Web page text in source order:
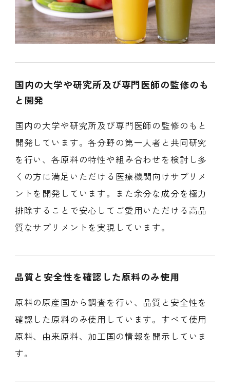
国内の大学や研究所及び専門医師の監修のも
と開発
国内の大学や研究所及び専門医師の監修のもと
開発しています。各分野の第一人者と共同研究
を行い、各原料の特性や組み合わせを検討し多
くの方に満足いただける医療機関向けサプリメ
ントを開発しています。また余分な成分を極力
排除することで安心してご愛用いただける高品
質なサプリメントを実現しています。
品質と安全性を確認した原料のみ使用
原料の原産国から調査を行い、品質と安全性を
確認した原料のみ使用しています。すべて使用
原料、由来原料、加工国の情報を開示していま
す。